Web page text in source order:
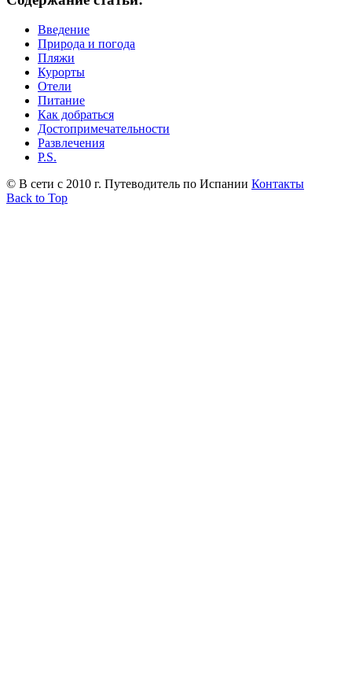
Введение
Природа и погода
Пляжи
Курорты
Отели
Питание
Как добраться
Достопримечательности
Развлечения
P.S.
© В сети с 2010 г. Путеводитель по Испании Контакты
Back to Top